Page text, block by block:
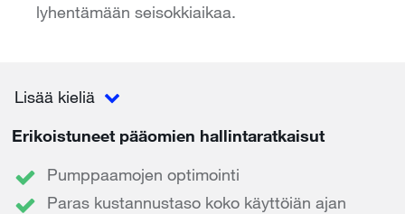
lyhentämään seisokkiaikaa.
Lisää kieliä
Erikoistuneet pääomien hallintaratkaisut
Pumppaamojen optimointi
Paras kustannustaso koko käyttöiän ajan